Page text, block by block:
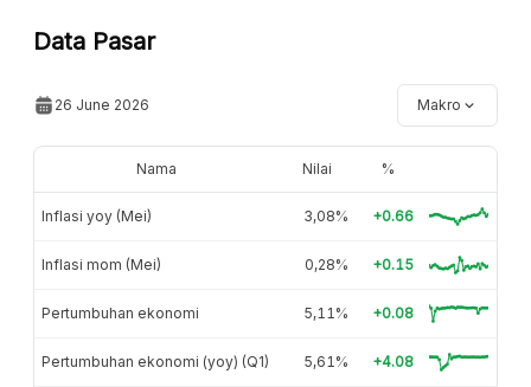
Data Pasar
26 June 2026 Makro
Nama Nilai %
Inflasi yoy (Mei) 3,08% +0.66
Inflasi mom (Mei) 0,28% +0.15
Pertumbuhan ekonomi 5,11% +0.08
Pertumbuhan ekonomi (yoy) (Q1) 5,61% +4.08